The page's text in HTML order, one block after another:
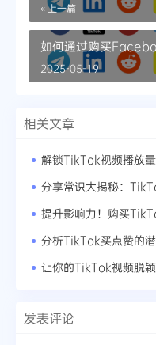
« 上一篇
如何通过购买
2025-05-19
相关文章
解锁TikTok视频播放
分享常识大揭秘：
提升影响力！购买
分析TikTok买点赞的
让你的TikTok视频脱
发表评论